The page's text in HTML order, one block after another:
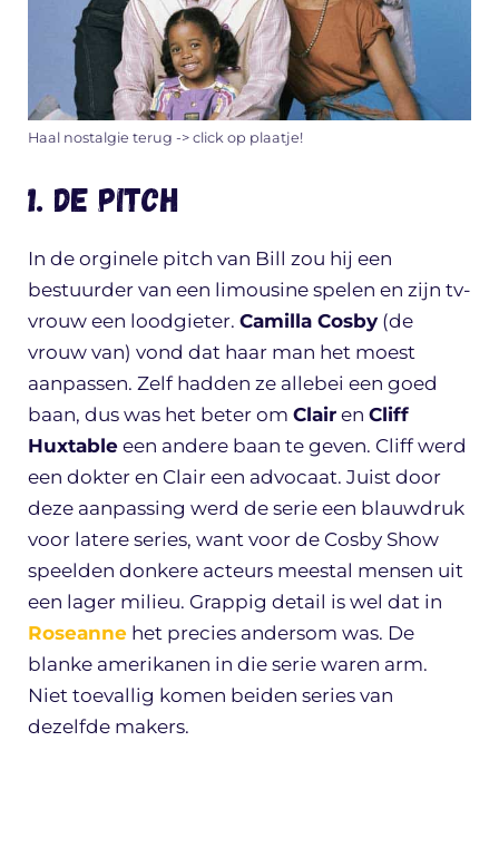
Haal nostalgie terug -> click op plaatje!
1. De pitch
In de orginele pitch van Bill zou hij een
bestuurder van een limousine spelen en zijn tv-
vrouw een loodgieter. Camilla Cosby (de
vrouw van) vond dat haar man het moest
aanpassen. Zelf hadden ze allebei een goed
baan, dus was het beter om Clair en Cliff
Huxtable een andere baan te geven. Cliff werd
een dokter en Clair een advocaat. Juist door
deze aanpassing werd de serie een blauwdruk
voor latere series, want voor de Cosby Show
speelden donkere acteurs meestal mensen uit
een lager milieu. Grappig detail is wel dat in
Roseanne het precies andersom was. De
blanke amerikanen in die serie waren arm.
Niet toevallig komen beiden series van
dezelfde makers.